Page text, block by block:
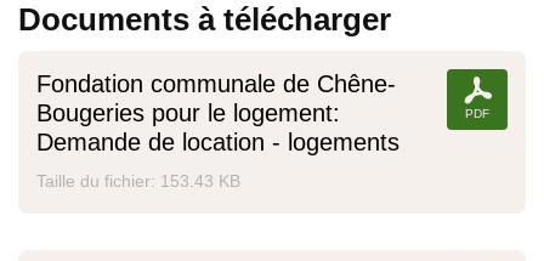
Documents à télécharger
Fondation communale de Chêne-
Bougeries pour le logement:
Demande de location - logements
Taille du fichier: 153.43 KB